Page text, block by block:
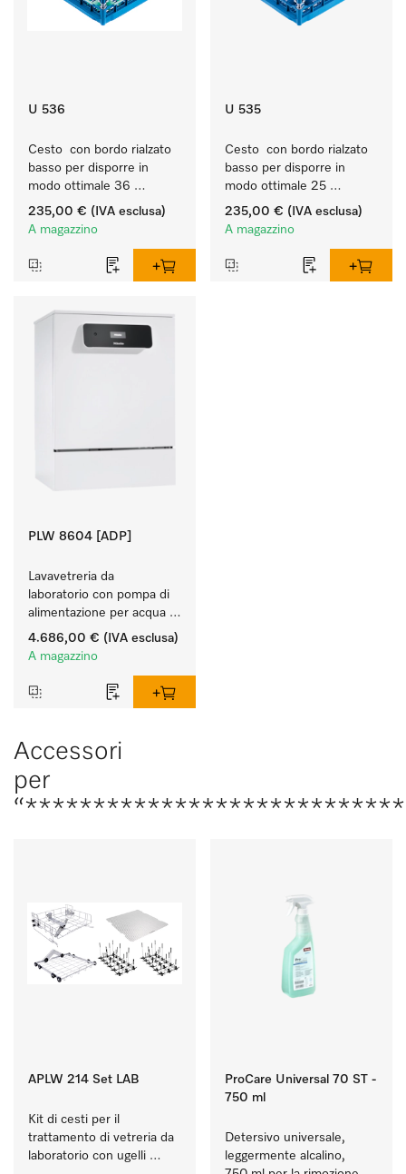
U 536
Cesto  con bordo rialzato
basso per disporre in
modo ottimale 36
bicchieri fino a 20 cm.
235,00 € (IVA esclusa)
A magazzino
U 535
Cesto  con bordo rialzato
basso per disporre in
modo ottimale 25
bicchieri fino a 20 cm.
235,00 € (IVA esclusa)
A magazzino
PLW 8604 [ADP]
Lavavetreria da
laboratorio con pompa di
alimentazione per acqua
demineralizzata.
4.686,00 € (IVA esclusa)
A magazzino
Accessori
per
APLW 214 Set LAB
Kit di cesti per il
trattamento di vetreria da
laboratorio con ugelli
ProCare Universal 70 ST -
750 ml
Detersivo universale,
leggermente alcalino,